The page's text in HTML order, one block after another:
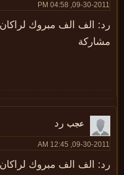
09-30-2011, 04:58
عجب رد
09-30-2011, 12:45